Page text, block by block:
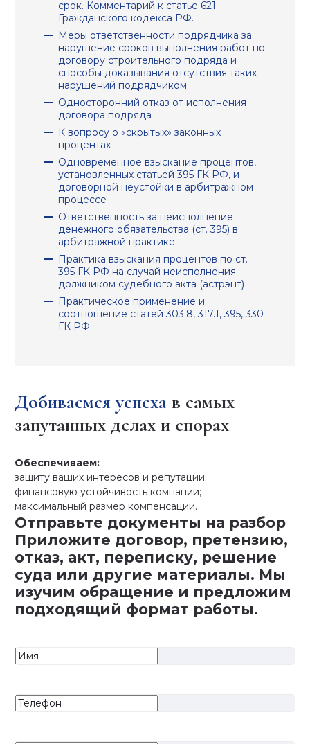
срок. Комментарий к статье 621
Гражданского кодекса РФ.
Меры ответственности подрядчика за
нарушение сроков выполнения работ по
договору строительного подряда и
способы доказывания отсутствия таких
нарушений подрядчиком
Односторонний отказ от исполнения
договора подряда
К вопросу о «скрытых» законных
процентах
Одновременное взыскание процентов,
установленных статьей 395 ГК РФ, и
договорной неустойки в арбитражном
процессе
Ответственность за неисполнение
денежного обязательства (ст. 395) в
арбитражной практике
Практика взыскания процентов по ст.
395 ГК РФ на случай неисполнения
должником судебного акта (астрэнт)
Практическое применение и
соотношение статей 303.8, 317.1, 395, 330
ГК РФ
Добиваемся успеха в самых
запутанных делах и спорах
Обеспечиваем:
защиту ваших интересов и репутации;
финансовую устойчивость компании;
максимальный размер компенсации.
Отправьте документы на разбор
Приложите договор, претензию,
отказ, акт, переписку, решение
суда или другие материалы. Мы
изучим обращение и предложим
подходящий формат работы.